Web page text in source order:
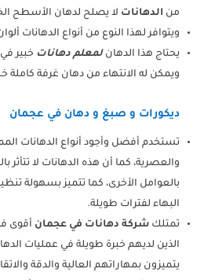
من الدهانات لا يصلح لدهان الأسطح
ويتوافر لهذا النوع من أنواع الدهانات
يحتاج هذا الدهان لمعلم دهانات خبير
ويمكن له الانتهاء من دهان غرفة كاملة
ديكورات و صبغ و دهان في عجمان
تستخدم أفضل وأجود أنواع الدهانات
والعصرية، كما أن هذه الدهانات لا تتأثر
بالعوامل الأخرى، كما تتميز بسهولة
البهاء لفترات طويلة.
تمتلك شركة دهانات في عجمان أقوى
الذين لديهم خبرة طويلة في عمليات
يتميزون بمهاراتهم العالية والدقة